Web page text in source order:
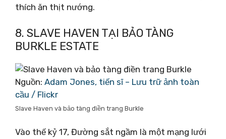
thích ăn thịt nướng.
8. SLAVE HAVEN TẠI BẢO TÀNG
BURKLE ESTATE
Nguồn: Adam Jones, tiến sĩ – Lưu trữ ảnh toàn
cầu / Flickr
Slave Haven và bảo tàng điền trang Burkle
Vào thế kỷ 17, Đường sắt ngầm là một mạng lưới